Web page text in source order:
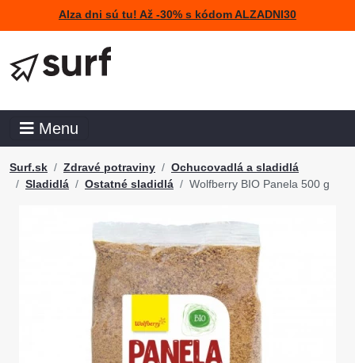
Alza dni sú tu! Až -30% s kódom ALZADNI30
Menu
Surf.sk Zdravé potraviny
Ochucovadlá a sladidlá
Sladidlá
Ostatné sladidlá Wolfberry BIO Panela 500 g